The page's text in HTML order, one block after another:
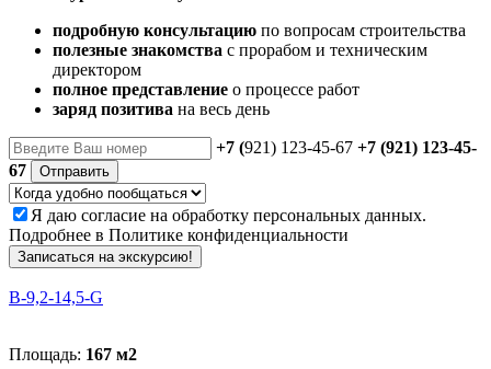
подробную консультацию по вопросам строительства
полезные знакомства с прорабом и техническим
директором
полное представление о процессе работ
заряд позитива на весь день
+7 (921) 123-45-67 +7 (921) 123-45-
67
Отправить
Я даю согласие на обработку персональных данных.
Подробнее в Политике конфиденциальности
Записаться на экскурсию!
В-9,2-14,5-G
Площадь: 167 м2